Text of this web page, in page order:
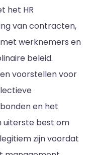
het HR
van contracten,
werknemers en
beleid.
voorstellen voor
en het
uiterste best om
zijn voordat